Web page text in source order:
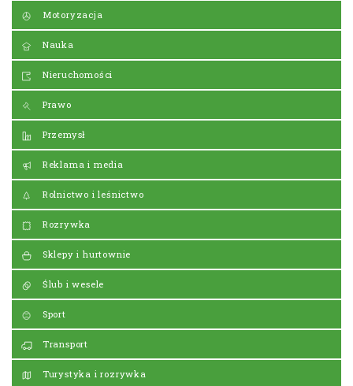
Motoryzacja
Nauka
Nieruchomości
Prawo
Przemysł
Reklama i media
Rolnictwo i leśnictwo
Rozrywka
Sklepy i hurtownie
Ślub i wesele
Sport
Transport
Turystyka i rozrywka